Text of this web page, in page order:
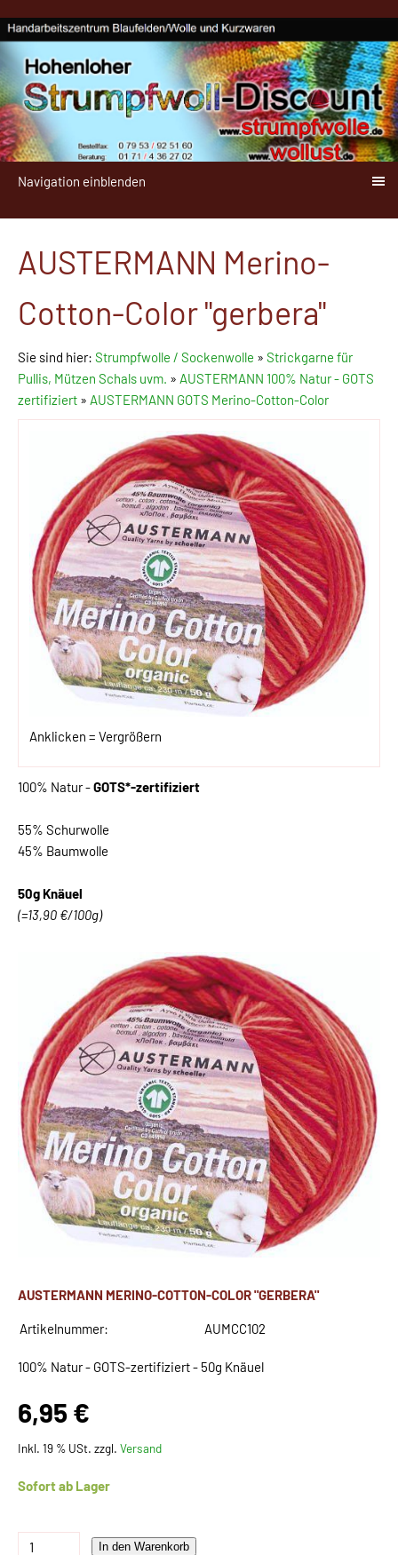
Navigation einblenden
AUSTERMANN Merino-
Cotton-Color "gerbera"
Sie sind hier: Strumpfwolle / Sockenwolle » Strickgarne für
Pullis, Mützen Schals uvm. » AUSTERMANN 100% Natur - GOTS
zertifiziert » AUSTERMANN GOTS Merino-Cotton-Color
Anklicken = Vergrößern
100% Natur -GOTS*-zertifiziert
55% Schurwolle
45% Baumwolle
50g Knäuel
(=13,90 €/100g)
AUSTERMANN MERINO-COTTON-COLOR "GERBERA"
Artikelnummer: AUMCC102
100% Natur - GOTS-zertifiziert - 50g Knäuel
6,95 €
Inkl. 19 % USt. zzgl. Versand
Sofort ab Lager
In den Warenkorb